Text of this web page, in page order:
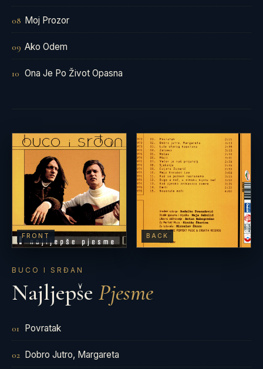
08 Moj Prozor
09 Ako Odem
10 Ona Je Po Život Opasna
FRONT BACK
BUCO I SRĐAN
Najljepše Pjesme
01 Povratak
02 Dobro Jutro, Margareta